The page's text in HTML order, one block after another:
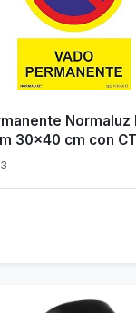
Normaluz
30x40 cm con